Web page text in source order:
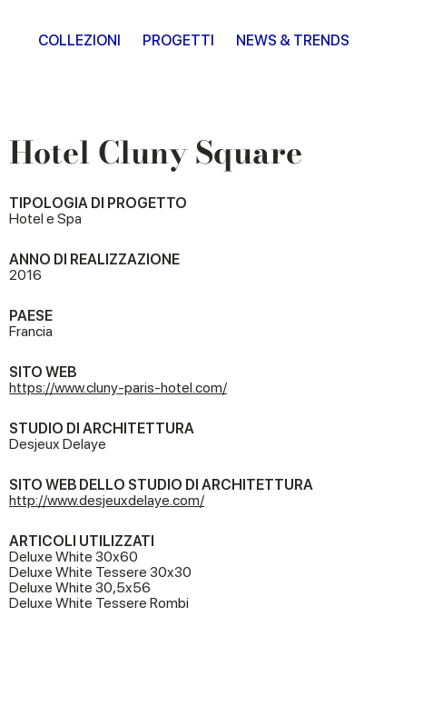
COLLEZIONI PROGETTI NEWS & TRENDS
Hotel Cluny Square
TIPOLOGIA DI PROGETTO
Hotel e Spa
ANNO DI REALIZZAZIONE
2016
PAESE
Francia
SITO WEB
https://www.cluny-paris-hotel.com/
STUDIO DI ARCHITETTURA
Desjeux Delaye
SITO WEB DELLO STUDIO DI ARCHITETTURA
http://www.desjeuxdelaye.com/
ARTICOLI UTILIZZATI
Deluxe White 30x60
Deluxe White Tessere 30x30
Deluxe White 30,5x56
Deluxe White Tessere Rombi